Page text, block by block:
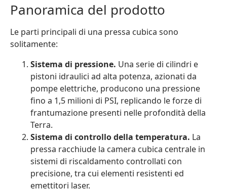
Panoramica del prodotto
Le parti principali di una pressa cubica sono
solitamente:
Sistema di pressione. Una serie di cilindri e
pistoni idraulici ad alta potenza, azionati da
pompe elettriche, producono una pressione
fino a 1,5 milioni di PSI, replicando le forze di
frantumazione presenti nelle profondità della
Terra.
Sistema di controllo della temperatura. La
pressa racchiude la camera cubica centrale in
sistemi di riscaldamento controllati con
precisione, tra cui elementi resistenti ed
emettitori laser.